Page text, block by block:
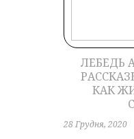
ЛЕБЕДЬ
КАК
28 Грудня, 2020